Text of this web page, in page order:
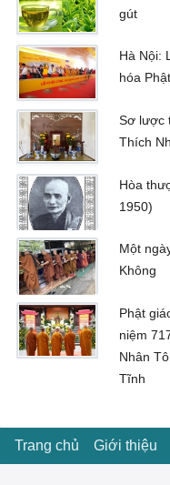
gút
Hà Nội:
hóa
Sơ lược
Thích
Hòa
1950)
Một
Không
Phật
niệm
Nhân
Tĩnh
Trang chủ Giới thiệu